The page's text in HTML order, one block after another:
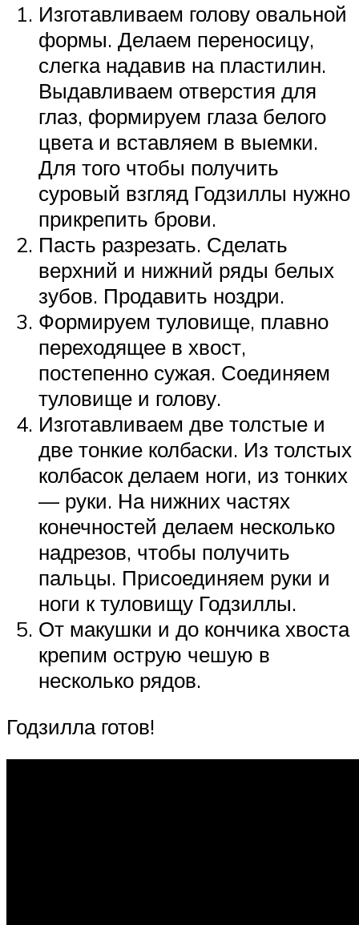
Изготавливаем голову овальной
формы. Делаем переносицу,
слегка надавив на пластилин.
Выдавливаем отверстия для
глаз, формируем глаза белого
цвета и вставляем в выемки.
Для того чтобы получить
суровый взгляд Годзиллы нужно
прикрепить брови.
Пасть разрезать. Сделать
верхний и нижний ряды белых
зубов. Продавить ноздри.
Формируем туловище, плавно
переходящее в хвост,
постепенно сужая. Соединяем
туловище и голову.
Изготавливаем две толстые и
две тонкие колбаски. Из толстых
колбасок делаем ноги, из тонких
— руки. На нижних частях
конечностей делаем несколько
надрезов, чтобы получить
пальцы. Присоединяем руки и
ноги к туловищу Годзиллы.
От макушки и до кончика хвоста
крепим острую чешую в
несколько рядов.
Годзилла готов!